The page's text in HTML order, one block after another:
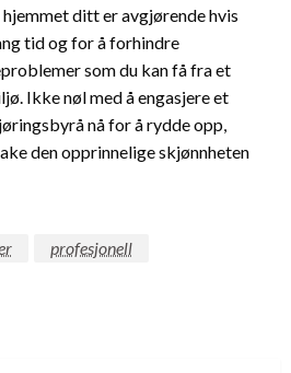
ditt er avgjørende hvis
tid og for å forhindre
som du kan få fra et
Ikke nøl med å engasjere et
nå for å rydde opp,
den opprinnelige skjønnheten
profesjonell